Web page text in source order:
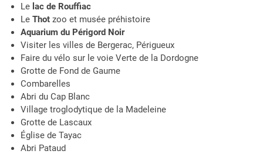
Le lac de Rouffiac
Le Thot zoo et musée préhistoire
Aquarium du Périgord Noir
Visiter les villes de Bergerac, Périgueux
Faire du vélo sur le voie Verte de la Dordogne
Grotte de Fond de Gaume
Combarelles
Abri du Cap Blanc
Village troglodytique de la Madeleine
Grotte de Lascaux
Église de Tayac
Abri Pataud